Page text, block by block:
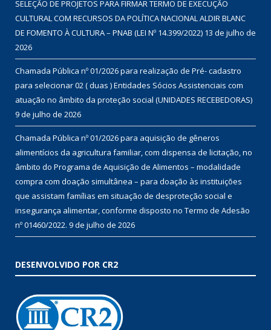
SELEÇÃO DE PROJETOS PARA FIRMAR TERMO DE EXECUÇÃO
CULTURAL COM RECURSOS DA POLÍTICA NACIONAL ALDIR BLANC
DE FOMENTO À CULTURA – PNAB (LEI Nº 14.399/2022) 13 de julho de
2026
Chamada Pública nº 01/2026 para realização de Pré- cadastro
para selecionar 02 ( duas ) Entidades Sócios Assistenciais com
atuação no âmbito da proteção social (UNIDADES RECEBEDORAS)
9 de julho de 2026
Chamada Pública nº 01/2026 para aquisição de gêneros
alimentícios da agricultura familiar, com dispensa de licitação, no
âmbito do Programa de Aquisição de Alimentos – modalidade
compra com doação simultânea – para doação às instituições
que assistam famílias em situação de desproteção social e
insegurança alimentar, conforme disposto no Termo de Adesão
nº 01460/2022. 9 de julho de 2026
DESENVOLVIDO POR CR2